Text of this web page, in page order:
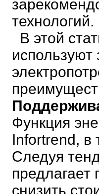
технологий.
В этой
Функция
Infortrend, в
Следуя
предлагает
снизить